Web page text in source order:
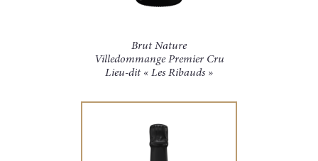
Brut Nature
Villedommange Premier Cru
Lieu-dit « Les Ribauds »